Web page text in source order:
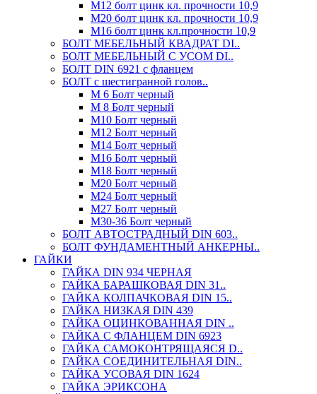
М12 болт цинк кл. прочности 10,9
М20 болт цинк кл. прочности 10,9
М16 болт цинк кл.прочности 10,9
БОЛТ МЕБЕЛЬНЫЙ КВАДРАТ DI..
БОЛТ МЕБЕЛЬНЫЙ С УСОМ DI..
БОЛТ DIN 6921 c фланцем
БОЛТ с шестигранной голов..
М 6 Болт черный
М 8 Болт черный
М10 Болт черный
М12 Болт черный
М14 Болт черный
М16 Болт черный
М18 Болт черный
М20 Болт черный
М24 Болт черный
М27 Болт черный
М30-36 Болт черный
БОЛТ АВТОСТРАДНЫЙ DIN 603..
БОЛТ ФУНДАМЕНТНЫЙ АНКЕРНЫ..
ГАЙКИ
ГАЙКА DIN 934 ЧЕРНАЯ
ГАЙКА БАРАШКОВАЯ DIN 31..
ГАЙКА КОЛПАЧКОВАЯ DIN 15..
ГАЙКА НИЗКАЯ DIN 439
ГАЙКА ОЦИНКОВАННАЯ DIN ..
ГАЙКА С ФЛАНЦЕМ DIN 6923
ГАЙКА САМОКОНТРЯЩАЯСЯ D..
ГАЙКА СОЕДИНИТЕЛЬНАЯ DIN..
ГАЙКА УСОВАЯ DIN 1624
ГАЙКА ЭРИКСОНА